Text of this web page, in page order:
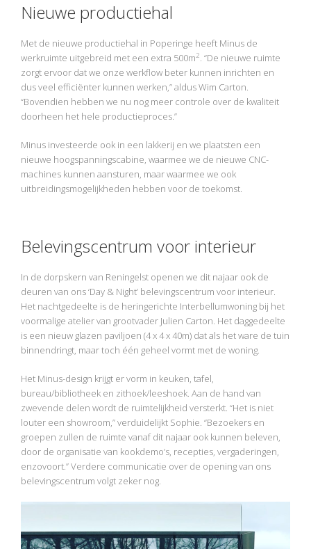
Nieuwe productiehal
Met de nieuwe productiehal in Poperinge heeft Minus de
werkruimte uitgebreid met een extra 500m2. “De nieuwe ruimte
zorgt ervoor dat we onze werkflow beter kunnen inrichten en
dus veel efficiënter kunnen werken,” aldus Wim Carton.
“Bovendien hebben we nu nog meer controle over de kwaliteit
doorheen het hele productieproces.”
Minus investeerde ook in een lakkerij en we plaatsten een
nieuwe hoogspanningscabine, waarmee we de nieuwe CNC-
machines kunnen aansturen, maar waarmee we ook
uitbreidingsmogelijkheden hebben voor de toekomst.
Belevingscentrum voor interieur
In de dorpskern van Reningelst openen we dit najaar ook de
deuren van ons ‘Day & Night’ belevingscentrum voor interieur.
Het nachtgedeelte is de heringerichte Interbellumwoning bij het
voormalige atelier van grootvader Julien Carton. Het daggedeelte
is een nieuw glazen paviljoen (4 x 4 x 40m) dat als het ware de tuin
binnendringt, maar toch één geheel vormt met de woning.
Het Minus-design krijgt er vorm in keuken, tafel,
bureau/bibliotheek en zithoek/leeshoek. Aan de hand van
zwevende delen wordt de ruimtelijkheid versterkt. “Het is niet
louter een showroom,” verduidelijkt Sophie. “Bezoekers en
groepen zullen de ruimte vanaf dit najaar ook kunnen beleven,
door de organisatie van kookdemo’s, recepties, vergaderingen,
enzovoort.” Verdere communicatie over de opening van ons
belevingscentrum volgt zeker nog.